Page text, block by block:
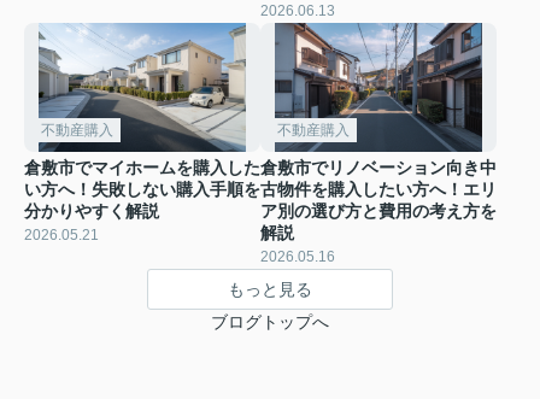
2026.06.13
不動産購入
倉敷市でマイホームを購入した
い方へ！失敗しない購入手順を
分かりやすく解説
2026.05.21
不動産購入
倉敷市でリノベーション向き中
古物件を購入したい方へ！エリ
ア別の選び方と費用の考え方を
解説
2026.05.16
もっと見る
ブログトップへ